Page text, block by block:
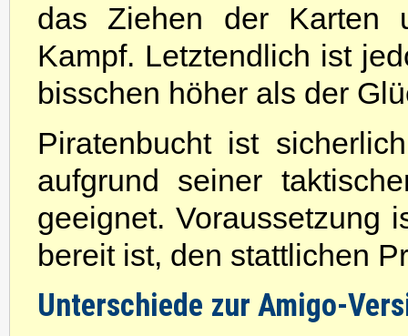
das Ziehen der Karten
Kampf. Letztendlich ist
bisschen höher als der
Piratenbucht ist
aufgrund seiner
geeignet. Voraussetzung
bereit ist, den stattlichen
Unterschiede zur Amigo-